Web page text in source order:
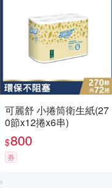
可麗舒 小捲筒衛生紙(27
0節x12捲x6串)
$800
券